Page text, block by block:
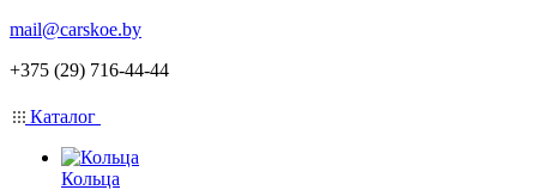
mail@carskoe.by
+375 (29) 716-44-44
Каталог
Кольца